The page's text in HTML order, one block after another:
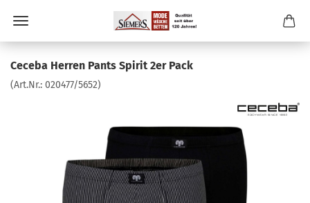
Ceceba Herren Pants Spirit 2er Pack
(Art.Nr.: 020477/5652)